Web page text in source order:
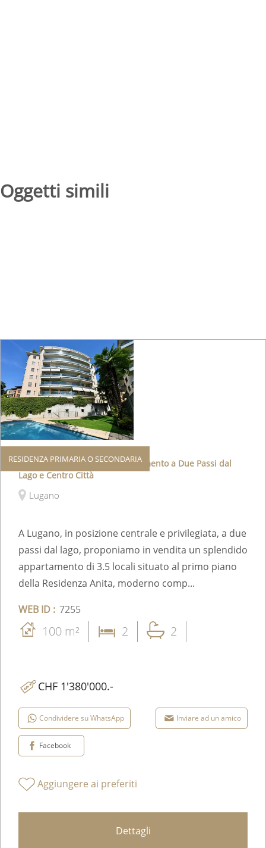
Oggetti simili
RESIDENZA PRIMARIA O SECONDARIA
Residenza Secondaria: Appartamento a Due Passi dal
Lago e Centro Città
Lugano
A Lugano, in posizione centrale e privilegiata, a due
passi dal lago, proponiamo in vendita un splendido
appartamento di 3.5 locali situato al primo piano
della Residenza Anita, moderno comp...
WEB ID : 7255
100 m² 2 2
CHF 1'380'000.-
Condividere su WhatsApp Inviare ad un amico
Facebook
Aggiungere ai preferiti
Dettagli